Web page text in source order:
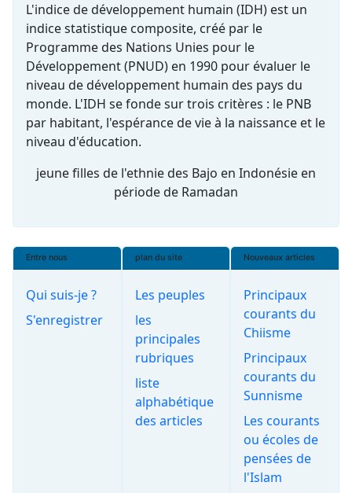
L'indice de développement humain (IDH) est un
indice statistique composite, créé par le
Programme des Nations Unies pour le
Développement (PNUD) en 1990 pour évaluer le
niveau de développement humain des pays du
monde. L'IDH se fonde sur trois critères : le PNB
par habitant, l'espérance de vie à la naissance et le
niveau d'éducation.
jeune filles de l'ethnie des Bajo en Indonésie en
période de Ramadan
Entre nous
Qui suis-je ?
S'enregistrer
plan du site
Les peuples
les
principales
rubriques
liste
alphabétique
des articles
Nouveaux articles
Principaux
courants du
Chiisme
Principaux
courants du
Sunnisme
Les courants
ou écoles de
pensées de
l'Islam